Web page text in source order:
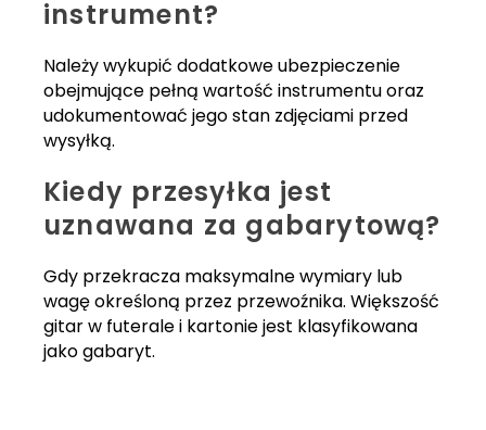
instrument?
Należy wykupić dodatkowe ubezpieczenie
obejmujące pełną wartość instrumentu oraz
udokumentować jego stan zdjęciami przed
wysyłką.
Kiedy przesyłka jest
uznawana za gabarytową?
Gdy przekracza maksymalne wymiary lub
wagę określoną przez przewoźnika. Większość
gitar w futerale i kartonie jest klasyfikowana
jako gabaryt.